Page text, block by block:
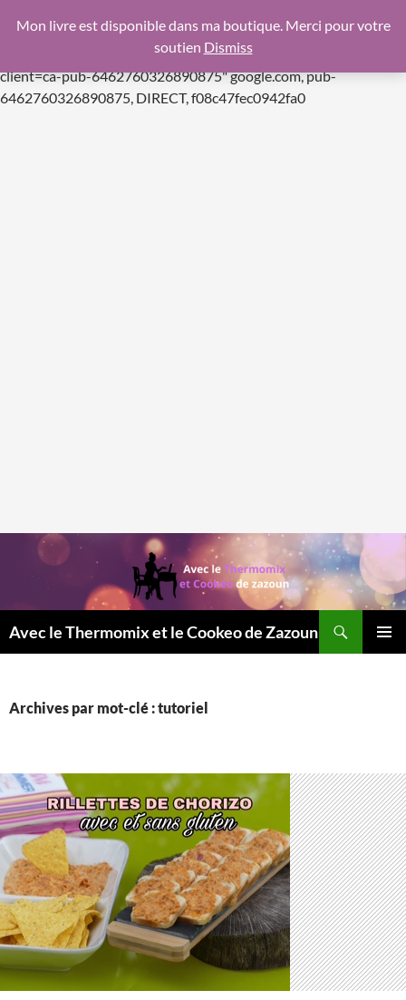
f08c47fec0942fa0
https://pagead2.googlesyndication.com/pagead/js/
client=ca-pub-6462760326890875"google.com, pub-
6462760326890875, DIRECT, f08c47fec0942fa0Aller
Avec le Thermomix et le Cookeo de Zazoun
Archives par mot-clé : tutoriel
Mon livre est disponible dans ma boutique. Merci pour votre
soutien Dismiss